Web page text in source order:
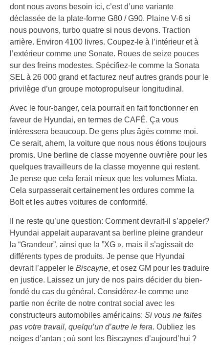
dont nous avons besoin ici, c’est d’une variante
déclassée de la plate-forme G80 / G90. Plaine V-6 si
nous pouvons, turbo quatre si nous devons. Traction
arrière. Environ 4100 livres. Coupez-le à l’intérieur et à
l’extérieur comme une Sonate. Roues de seize pouces
sur des freins modestes. Spécifiez-le comme la Sonata
SEL à 26 000 grand et facturez neuf autres grands pour le
privilège d’un groupe motopropulseur longitudinal.
Avec le four-banger, cela pourrait en fait fonctionner en
faveur de Hyundai, en termes de CAFÉ. Ça vous
intéressera beaucoup. De gens plus âgés comme moi.
Ce serait, ahem, la voiture que nous nous étions toujours
promis. Une berline de classe moyenne ouvrière pour les
quelques travailleurs de la classe moyenne qui restent.
Je pense que cela ferait mieux que les volumes Miata.
Cela surpasserait certainement les ordures comme la
Bolt et les autres voitures de conformité.
Il ne reste qu’une question: Comment devrait-il s’appeler?
Hyundai appelait auparavant sa berline pleine grandeur
la “Grandeur”, ainsi que la ”XG », mais il s’agissait de
différents types de produits. Je pense que Hyundai
devrait l’appeler le Biscayne, et osez GM pour les traduire
en justice. Laissez un jury de nos pairs décider du bien-
fondé du cas du général. Considérez-le comme une
partie non écrite de notre contrat social avec les
constructeurs automobiles américains: Si vous ne faites
pas votre travail, quelqu’un d’autre le fera. Oubliez les
neiges d’antan ; où sont les Biscaynes d’aujourd’hui ?